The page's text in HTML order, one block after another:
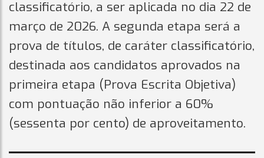
classificatório, a ser aplicada no dia 22 de
março de 2026. A segunda etapa será a
prova de títulos, de caráter classificatório,
destinada aos candidatos aprovados na
primeira etapa (Prova Escrita Objetiva)
com pontuação não inferior a 60%
(sessenta por cento) de aproveitamento.